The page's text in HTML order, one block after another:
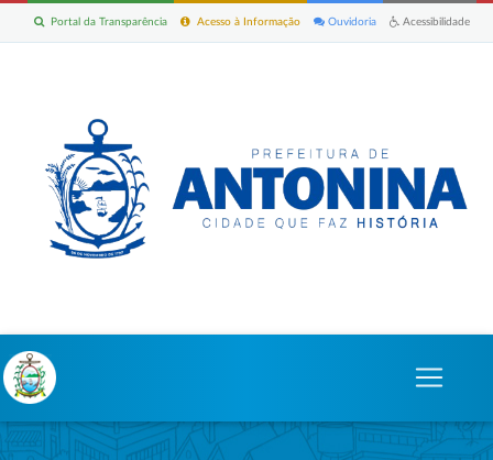
Acessibilidade
Ouvidoria
Acesso à Informação
Portal da Transparência